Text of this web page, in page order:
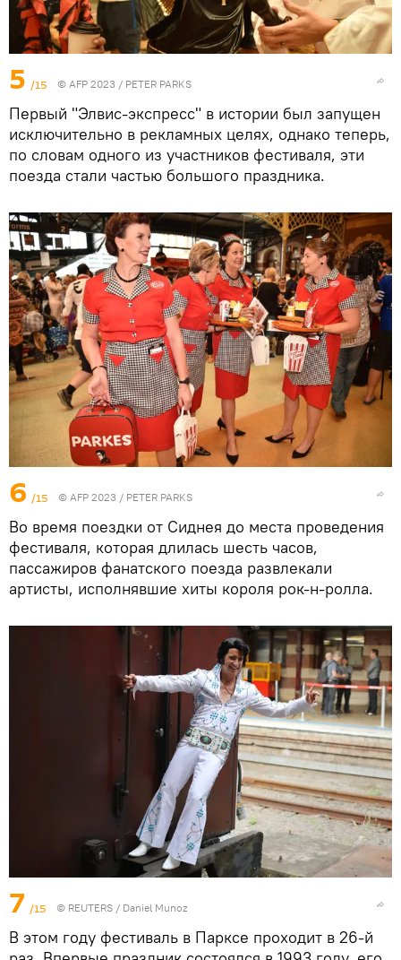
5 /15 © AFP 2023 / PETER PARKS
Первый "Элвис-экспресс" в истории был запущен
исключительно в рекламных целях, однако теперь,
по словам одного из участников фестиваля, эти
поезда стали частью большого праздника.
6 /15 © AFP 2023 / PETER PARKS
Во время поездки от Сиднея до места проведения
фестиваля, которая длилась шесть часов,
пассажиров фанатского поезда развлекали
артисты, исполнявшие хиты короля рок-н-ролла.
7 /15 © REUTERS / Daniel Munoz
В этом году фестиваль в Парксе проходит в 26-й